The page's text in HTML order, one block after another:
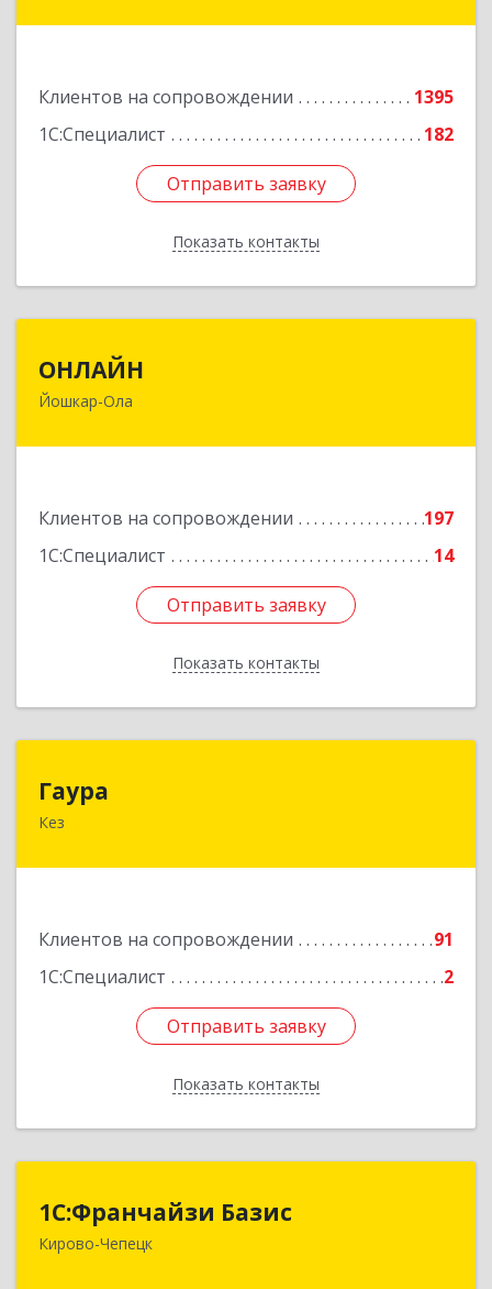
Клиентов на сопровождении
1395
1С:Специалист
182
Отправить заявку
Показать контакты
Отправить заявку
Назад
ОНЛАЙН
Йошкар-Ола
Клиентов на сопровождении
197
1С:Специалист
14
Отправить заявку
Показать контакты
424000, Марий Эл Респ, Йошкар-Ола г,
Отправить заявку
Назад
Гаура
Кез
Клиентов на сопровождении
91
1С:Специалист
2
Отправить заявку
Показать контакты
Отправить заявку
Назад
1С:Франчайзи Базис
Кирово-Чепецк
613044, Кировская обл, город Кирово-Чепецк